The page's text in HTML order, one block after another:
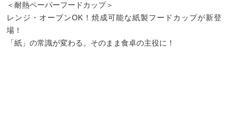
＜耐熱ペーパーフードカップ＞
レンジ・オーブンOK！焼成可能な紙製フードカップが新登
場！
「紙」の常識が変わる。そのまま食卓の主役に！